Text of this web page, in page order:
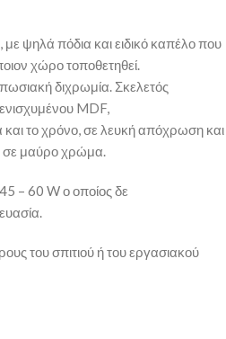
ψηλά πόδια και ειδικό καπέλο που
χώρο τοποθετηθεί.
διχρωμία. Σκελετός
MDF,
το χρόνο, σε λευκή απόχρωση και
σε μαύρο χρώμα.
– 60 W ο οποίος δε
του σπιτιού ή του εργασιακού